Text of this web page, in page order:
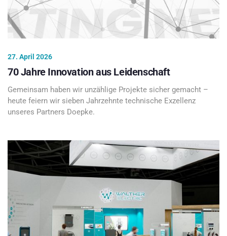
27. April 2026
70 Jahre Innovation aus Leidenschaft
Gemeinsam haben wir unzählige Projekte sicher gemacht –
heute feiern wir sieben Jahrzehnte technische Exzellenz
unseres Partners Doepke.